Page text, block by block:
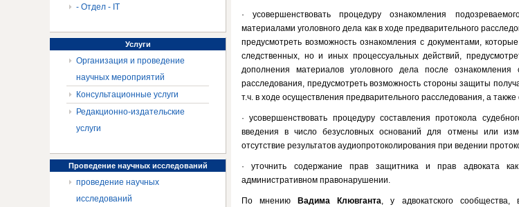
· усовершенствовать процедуру ознакомления
материалами уголовного дела как в ходе предварительного
предусмотреть возможность ознакомления с документами,
следственных, но и иных процессуальных действий,
дополнения материалов уголовного дела после
расследования, предусмотреть возможность стороны защиты
т.ч. в ходе осуществления предварительного расследования, а
· усовершенствовать процедуру составления протокола
введения в число безусловных оснований для отмены или
отсутствие результатов аудиопротоколирования при ведении
· уточнить содержание прав защитника и прав адвоката
административном правонарушении.
По мнению Вадима Клювганта, у адвокатского сообщества,
- Отдел - IT
Услуги
Организация и проведение
научных мероприятий
Консультационные услуги
Редакционно-издательские
услуги
Проведениенаучных исследований
проведение научных
исследований